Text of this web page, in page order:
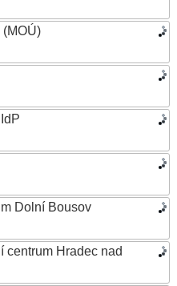
(MOÚ)
Dolní Bousov
centrum Hradec nad